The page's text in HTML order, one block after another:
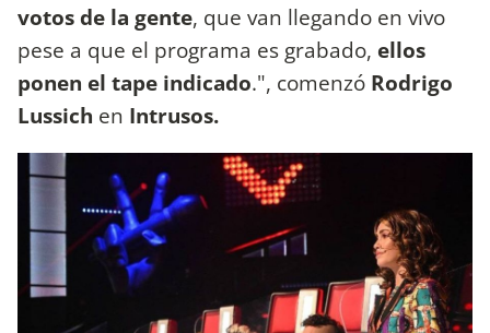
votos de la gente, que van llegando en vivo
pese a que el programa es grabado, ellos
ponen el tape indicado.", comenzó Rodrigo
Lussich en Intrusos.